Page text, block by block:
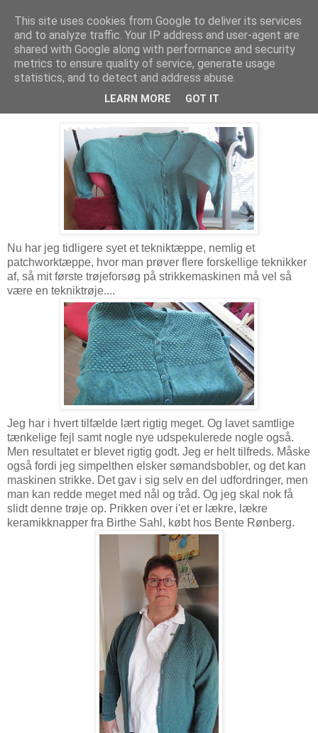
Troldesofie
torsdag den 22. april 2010
Nu har jeg tidligere syet et tekniktæppe, nemlig et
patchworktæppe, hvor man prøver flere forskellige teknikker
af, så mit første trøjeforsøg på strikkemaskinen må vel så
være en tekniktrøje....
Jeg har i hvert tilfælde lært rigtig meget. Og lavet samtlige
tænkelige fejl samt nogle nye udspekulerede nogle også.
Men resultatet er blevet rigtig godt. Jeg er helt tilfreds. Måske
også fordi jeg simpelthen elsker sømandsbobler, og det kan
maskinen strikke. Det gav i sig selv en del udfordringer, men
man kan redde meget med nål og tråd. Og jeg skal nok få
slidt denne trøje op. Prikken over i'et er lækre, lækre
keramikknapper fra Birthe Sahl, købt hos Bente Rønberg.
This site uses cookies from Google to deliver its services
and to analyze traffic. Your IP address and user-agent are
shared with Google along with performance and security
metrics to ensure quality of service, generate usage
statistics, and to detect and address abuse.
LEARN MORE GOT IT